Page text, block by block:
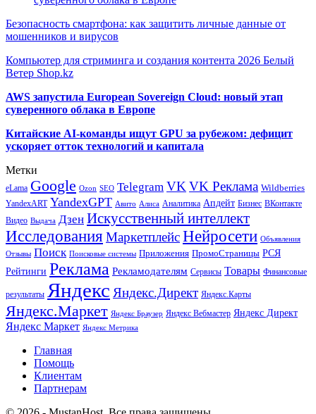
Безопасность смартфона: как защитить личные данные от
мошенников и вирусов
Компьютер для стриминга и создания контента 2026 Белый
Ветер Shop.kz
AWS запустила European Sovereign Cloud: новый этап
суверенного облака в Европе
Китайские AI-команды ищут GPU за рубежом: дефицит
ускоряет отток технологий и капитала
Метки
eLama Google Ozon SEO Telegram VKVK Реклама Wildberries
YandexART YandexGPT Авито Алиса Аналитика Апдейт Бизнес ВКонтакте
Видео Выдача Дзен Искусственный интеллект
Исследования МаркетплейсНейросети Объявления
Отзывы Поиск Поисковые системы Приложения ПромоСтраницы РСЯ
Рейтинги Реклама Рекламодателям Сервисы Товары Финансовые
результаты Яндекс Яндекс.Директ Яндекс.Карты
Яндекс.Маркет Яндекс Браузер Яндекс Вебмастер Яндекс Директ
Яндекс Маркет Яндекс Метрика
Главная
Помощь
Клиентам
Партнерам